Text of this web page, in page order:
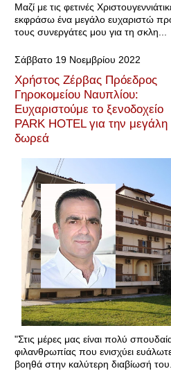
Μαζί με τις φετινές
εκφράσω ένα μεγάλο ευχαριστώ
τους συνεργάτες μου για τη σκλη...
Σάββατο 19 Νοεμβρίου 2022
Χρήστος Ζέρβας Πρόεδρος
Γηροκομείου Ναυπλίου:
Ευχαριστούμε το ξενοδοχείο
PARK HOTEL για την μεγάλη
δωρεά
"Στις μέρες μας είναι πολύ
φιλανθρωπίας που ενισχύει
βοηθά στην καλύτερη διαβίωσή